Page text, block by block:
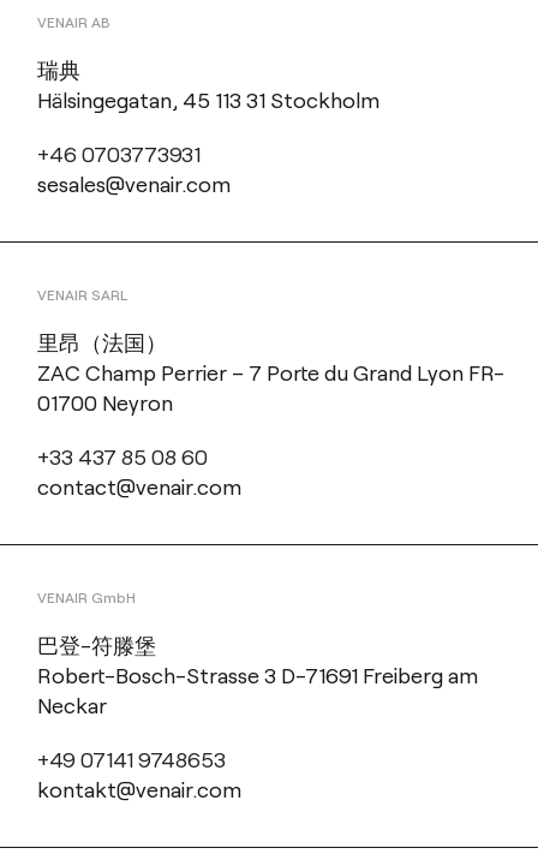
VENAIR AB
瑞典
Hälsingegatan, 45 113 31 Stockholm
+46 0703773931
sesales@venair.com
VENAIR SARL
里昂（法国）
ZAC Champ Perrier – 7 Porte du Grand Lyon FR-
01700 Neyron
+33 437 85 08 60
contact@venair.com
VENAIR GmbH
巴登-符滕堡
Robert-Bosch-Strasse 3 D-71691 Freiberg am
Neckar
+49 07141 9748653
kontakt@venair.com